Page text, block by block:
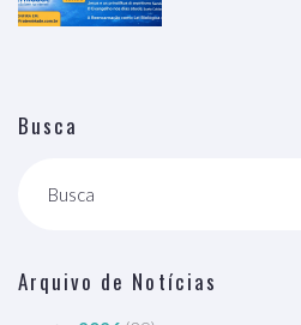
Busca
Busca
Arquivo de Notícias